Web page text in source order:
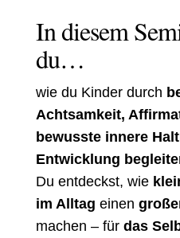
In diesem
du…
wie du Kinder durch
Achtsamkeit,
bewusste innere
Entwicklung
Du entdeckst, wie
im Alltag einen
machen – für das